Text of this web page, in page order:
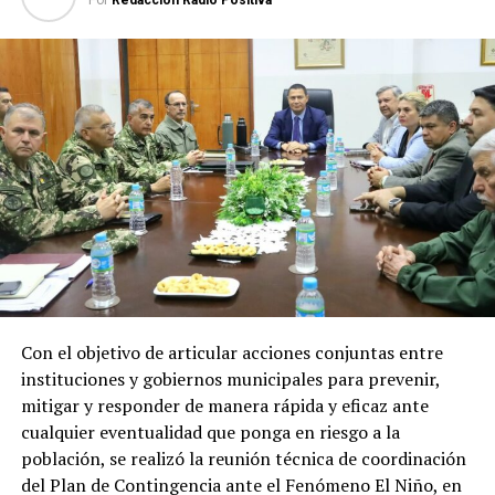
millones
Recursos que representan un apoyo clave
para el desarrollo económico, social y
energético del país
Los recursos provenientes de los royalties tienen como
destino el financiamiento de gastos contemplados en el
Presupuesto General de la Nación (PGN), ejecutadas por
el Ministerio de Economía y Finanzas (MEF) destinada a
gobernaciones y municipios para la ejecución de obras y
proyectos.
Por el lado de los fondos provenientes de la cesión de
energía son destinados al Fondo Nacional de
Alimentación Escolar (Fonae), permitiendo fortalecer
las inversiones de los gobiernos departamentales y
municipales en esta materia.
Con el objetivo de articular acciones conjuntas entre
instituciones y gobiernos municipales para prevenir,
mitigar y responder de manera rápida y eficaz ante
cualquier eventualidad que ponga en riesgo a la
población, se realizó la reunión técnica de coordinación
del Plan de Contingencia ante el Fenómeno El Niño, en